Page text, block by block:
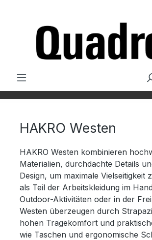
HAKRO Westen
HAKRO Westen kombinieren
Materialien, durchdachte Details
Design, um maximale Vielseitigkeit
als Teil der Arbeitskleidung im
Outdoor-Aktivitäten oder in der
Westen überzeugen durch
hohen Tragekomfort und
wie Taschen und ergonomische